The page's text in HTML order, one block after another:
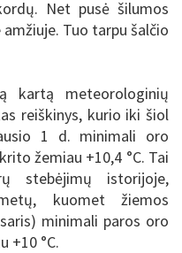
Net pusė šilumos
Tuo tarpu šalčio
kartą meteorologinių
reiškinys, kurio iki šiol
1 d. minimali oro
žemiau +10,4 °C. Tai
stebėjimų istorijoje,
kuomet žiemos
minimali paros oro
+10 °C.